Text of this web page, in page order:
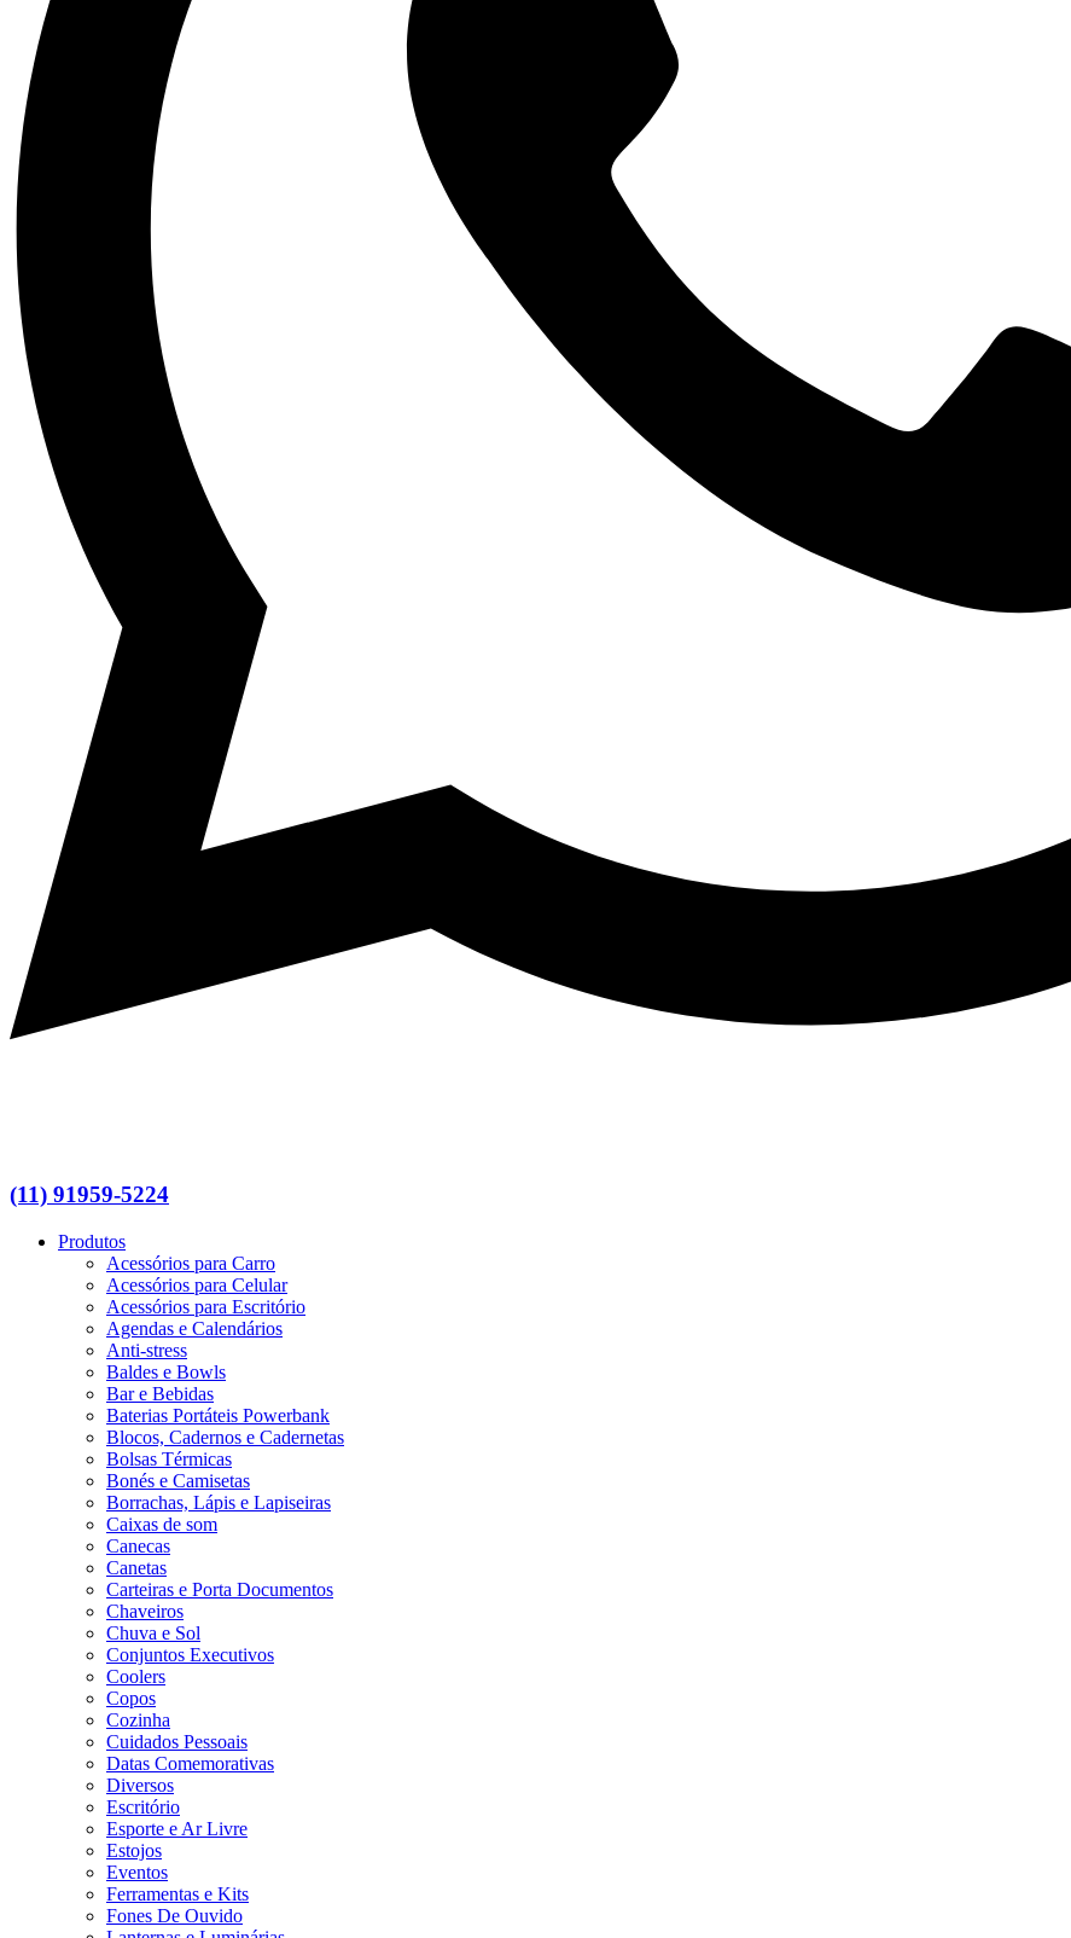
(11) 91959-5224
Produtos
Acessórios para Carro
Acessórios para Celular
Acessórios para Escritório
Agendas e Calendários
Anti-stress
Baldes e Bowls
Bar e Bebidas
Baterias Portáteis Powerbank
Blocos, Cadernos e Cadernetas
Bolsas Térmicas
Bonés e Camisetas
Borrachas, Lápis e Lapiseiras
Caixas de som
Canecas
Canetas
Carteiras e Porta Documentos
Chaveiros
Chuva e Sol
Conjuntos Executivos
Coolers
Copos
Cozinha
Cuidados Pessoais
Datas Comemorativas
Diversos
Escritório
Esporte e Ar Livre
Estojos
Eventos
Ferramentas e Kits
Fones De Ouvido